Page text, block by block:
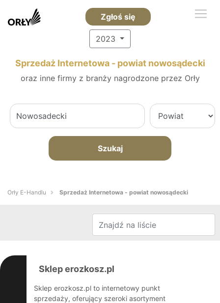
Zgłoś się
2023
Sprzedaż Internetowa - powiat nowosądecki
oraz inne firmy z branży nagrodzone przez Orły
Szukaj
Orły E-Handlu Sprzedaż Internetowa - powiat nowosądecki
Sklep erozkosz.pl
Sklep erozkosz.pl to internetowy punkt
sprzedaży, oferujący szeroki asortyment